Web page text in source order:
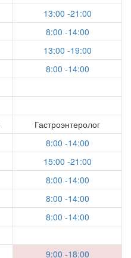
13:00 -21:00
8:00 -14:00
13:00 -19:00
8:00 -14:00
Гастроэнтеролог
8:00 -14:00
15:00 -21:00
8:00 -14:00
8:00 -14:00
8:00 -14:00
9:00 -18:00